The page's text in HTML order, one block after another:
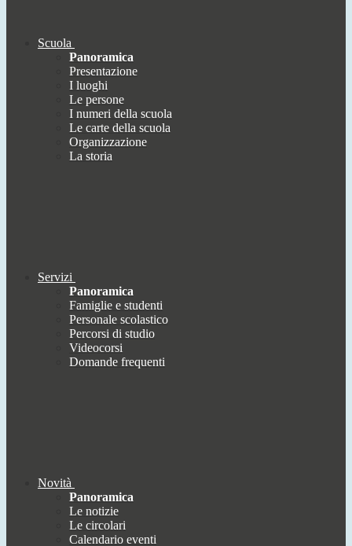
Scuola
Panoramica
Presentazione
I luoghi
Le persone
I numeri della scuola
Le carte della scuola
Organizzazione
La storia
Servizi
Panoramica
Famiglie e studenti
Personale scolastico
Percorsi di studio
Videocorsi
Domande frequenti
Novità
Panoramica
Le notizie
Le circolari
Calendario eventi